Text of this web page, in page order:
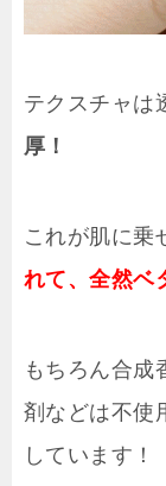
テクスチャは
厚！
これが肌に乗
れて、全然ベ
もちろん合成
剤などは不使
しています！